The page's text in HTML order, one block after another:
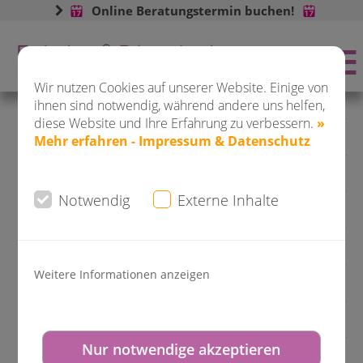
Wir nutzen Cookies auf unserer Website. Einige von
ihnen sind notwendig, während andere uns helfen,
diese Website und Ihre Erfahrung zu verbessern. »
Mehr erfahren - Impressum & Datenschutz
Notwendig Externe Inhalte
Weitere Informationen anzeigen
Nur notwendige akzeptieren
Buchen Sie jetzt ONLINE Ihren
Beratungstermin:
DO-City
DO-Kirchhörde
Hagener Str. 310
Online Beratungstermin buchen!
Unser Service für Patienten
Notfall- Handy
Juristische Unterstützung
Zurück zum Leistungsüberblick